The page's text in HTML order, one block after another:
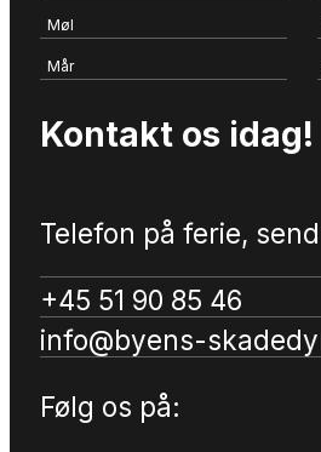
Møl
Mår
Kontakt os idag!
Telefon på ferie,
+45 51 90 85 46
info@byens-
Følg os på: